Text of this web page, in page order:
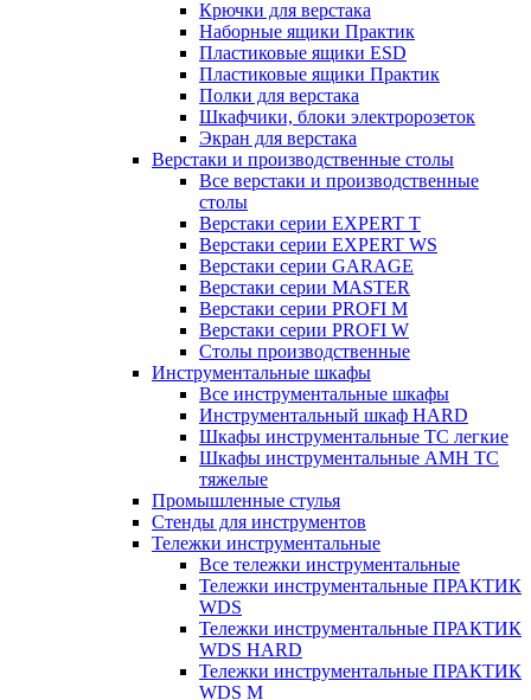
Крючки для верстака
Наборные ящики Практик
Пластиковые ящики ESD
Пластиковые ящики Практик
Полки для верстака
Шкафчики, блоки электророзеток
Экран для верстака
Верстаки и производственные столы
Все верстаки и производственные
столы
Верстаки серии EXPERT T
Верстаки серии EXPERT WS
Верстаки серии GARAGE
Верстаки серии MASTER
Верстаки серии PROFI M
Верстаки серии PROFI W
Столы производственные
Инструментальные шкафы
Все инструментальные шкафы
Инструментальный шкаф HARD
Шкафы инструментальные ТС легкие
Шкафы инструментальные AMH TC
тяжелые
Промышленные стулья
Стенды для инструментов
Тележки инструментальные
Все тележки инструментальные
Тележки инструментальные ПРАКТИК
WDS
Тележки инструментальные ПРАКТИК
WDS HARD
Тележки инструментальные ПРАКТИК
WDS M